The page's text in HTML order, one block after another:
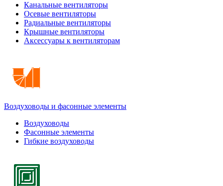
Канальные вентиляторы
Осевые вентиляторы
Радиальные вентиляторы
Крышные вентиляторы
Аксессуары к вентиляторам
Воздуховоды и фасонные элементы
Воздуховоды
Фасонные элементы
Гибкие воздуховоды